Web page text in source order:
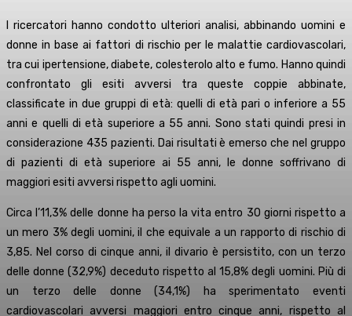
I ricercatori hanno condotto ulteriori analisi, abbinando uomini e
donne in base ai fattori di rischio per le malattie cardiovascolari,
tra cui ipertensione, diabete, colesterolo alto e fumo. Hanno quindi
confrontato gli esiti avversi tra queste coppie abbinate,
classificate in due gruppi di età: quelli di età pari o inferiore a 55
anni e quelli di età superiore a 55 anni. Sono stati quindi presi in
considerazione 435 pazienti. Dai risultati è emerso che nel gruppo
di pazienti di età superiore ai 55 anni, le donne soffrivano di
maggiori esiti avversi rispetto agli uomini.
Circa l’11,3% delle donne ha perso la vita entro 30 giorni rispetto a
un mero 3% degli uomini, il che equivale a un rapporto di rischio di
3,85. Nel corso di cinque anni, il divario è persistito, con un terzo
delle donne (32,9%) deceduto rispetto al 15,8% degli uomini. Più di
un terzo delle donne (34,1%) ha sperimentato eventi
cardiovascolari avversi maggiori entro cinque anni, rispetto al